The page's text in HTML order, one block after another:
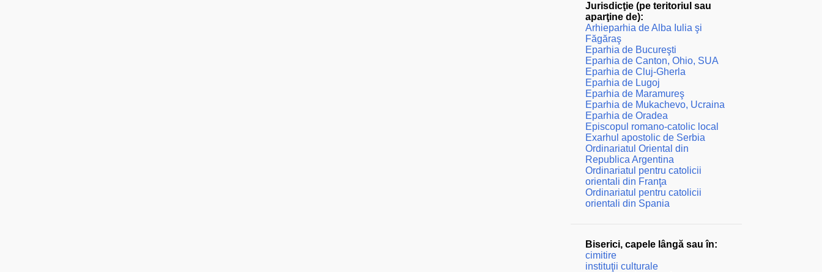
Jurisdicţie (pe teritoriul sau
aparţine de):
Arhieparhia de Alba Iulia şi
Făgăraş
Eparhia de Bucureşti
Eparhia de Canton, Ohio, SUA
Eparhia de Cluj-Gherla
Eparhia de Lugoj
Eparhia de Maramureş
Eparhia de Mukachevo, Ucraina
Eparhia de Oradea
Episcopul romano-catolic local
Exarhul apostolic de Serbia
Ordinariatul Oriental din
Republica Argentina
Ordinariatul pentru catolicii
orientali din Franţa
Ordinariatul pentru catolicii
orientali din Spania
Biserici, capele lângă sau în:
cimitire
instituţii culturale